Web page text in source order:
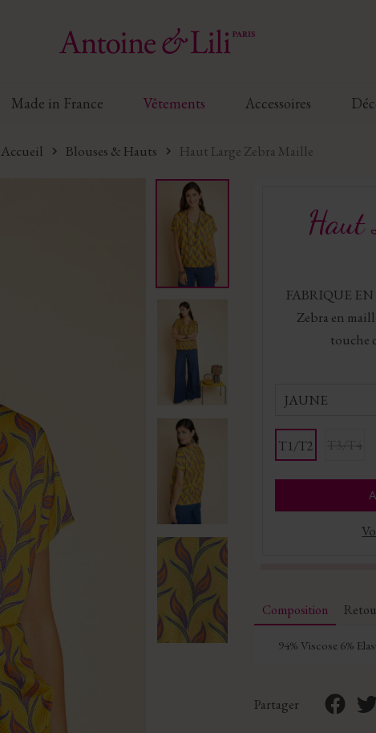
Made in France Vêtements Accessoires
Accueil Blouses & Hauts Haut Large Zebra Maille
Haut
FABRIQUE
Zebra en
touche
JAUNE
T1/T2
Composition
94% Viscose 6%
Partager